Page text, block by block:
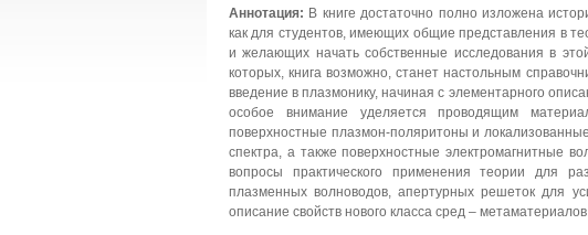
Аннотация: В книге достаточно полно изложена
как для студентов, имеющих общие представления в
и желающих начать собственные исследования в
которых, книга возможно, станет настольным
введение в плазмонику, начиная с элементарного
особое внимание уделяется проводящим
поверхностные плазмон-поляритоны и
спектра, а также поверхностные электромагнитные
вопросы практического применения теории для
плазменных волноводов, апертурных решеток для
описание свойств нового класса сред – метаматериалов.